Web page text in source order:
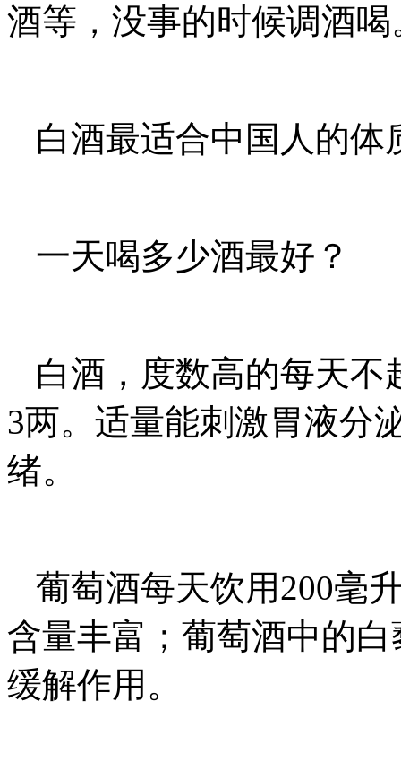
酒等，没事的时候调酒喝
白酒最适合中国人的
一天喝多少酒最好？
白酒，度数高的每天
3两。适量能刺激胃液分
绪。
葡萄酒每天饮用200毫
含量丰富；葡萄酒中的
缓解作用。